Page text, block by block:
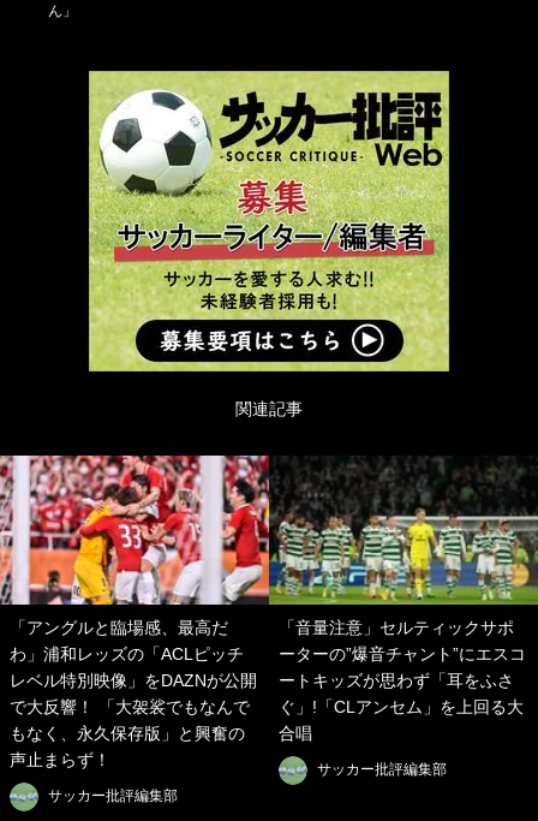
ん」
関連記事
「アングルと臨場感、最高だ
わ」浦和レッズの「ACLピッチ
レベル特別映像」をDAZNが公開
で大反響！ 「大袈裟でもなんで
もなく、永久保存版」と興奮の
声止まらず！
サッカー批評編集部
「音量注意」セルティックサポ
ーターの”爆音チャント”にエスコ
ートキッズが思わず「耳をふさ
ぐ」!「CLアンセム」を上回る大
合唱
サッカー批評編集部